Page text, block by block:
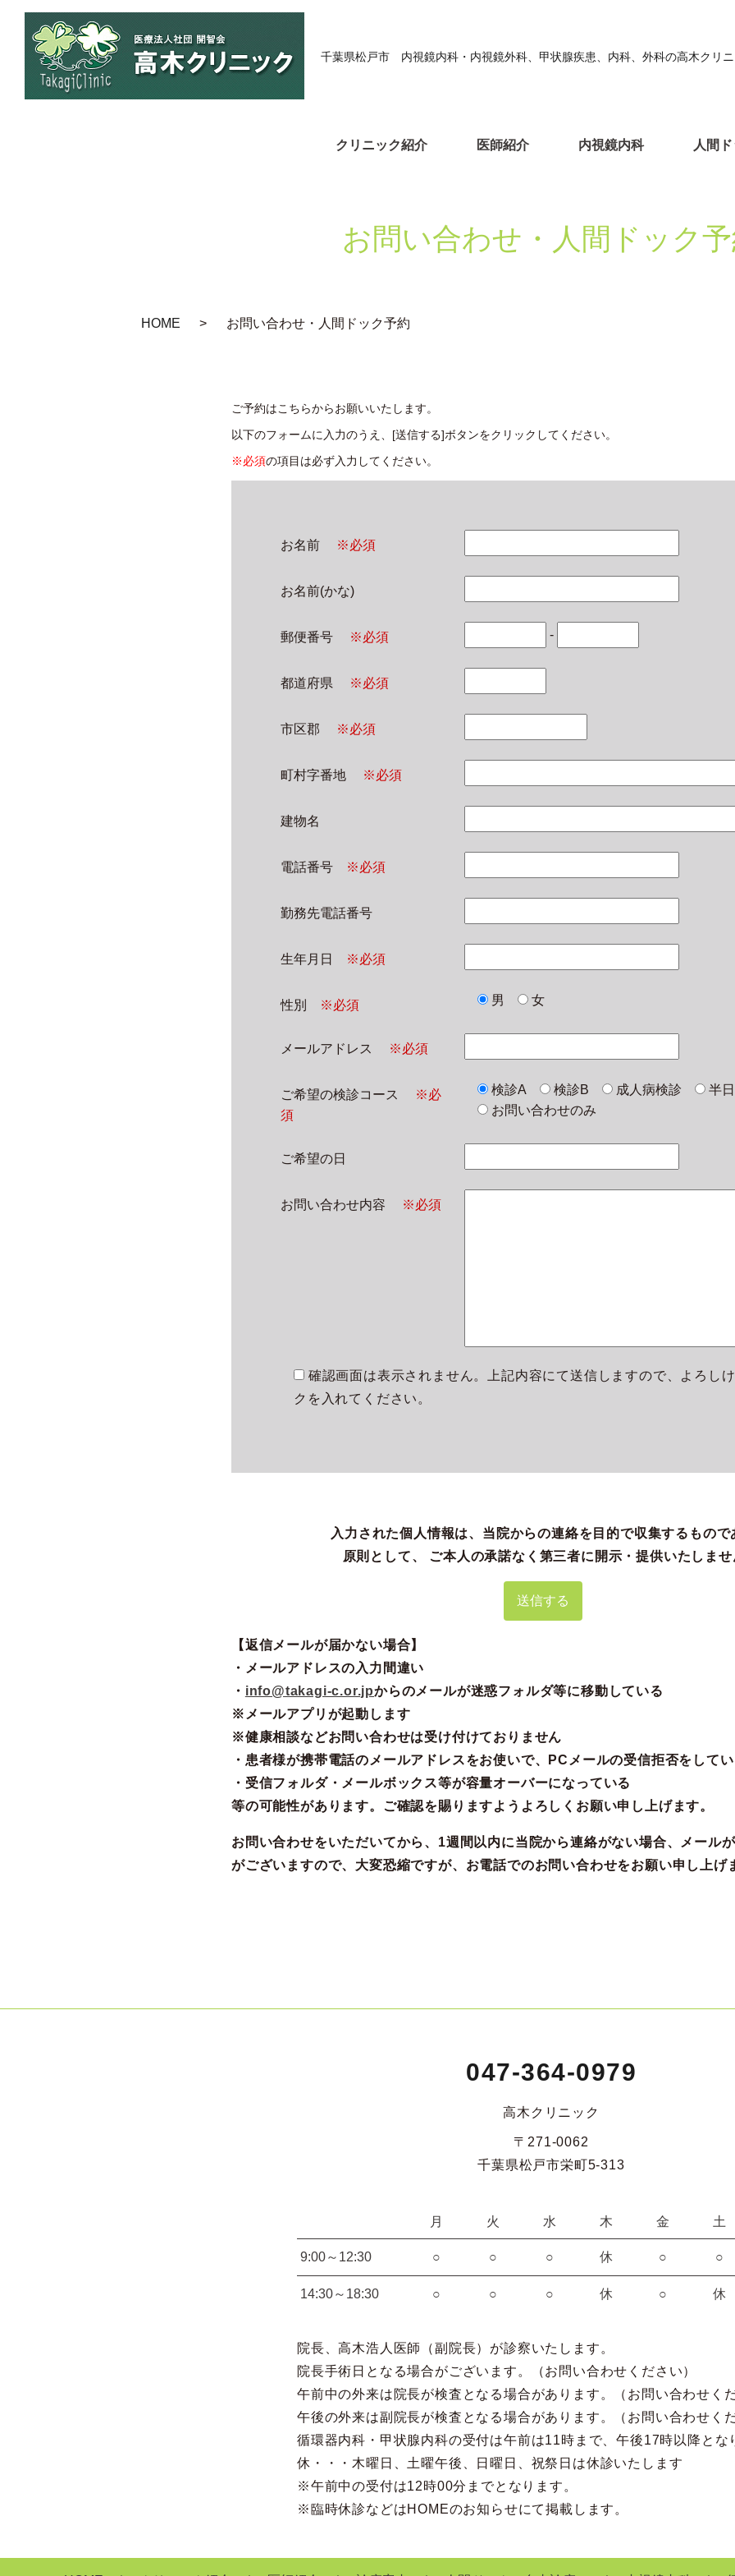
千葉県松戸市 内視鏡内科・内視鏡外科、甲状腺疾患、内科、外科の高木クリ
クリニック紹介 医師紹介 内視鏡内科 人間
お問い合わせ・人間ドック
HOME お問い合わせ・人間ドック予約
ご予約はこちらからお願いいたします。
以下のフォームに入力のうえ、[送信する]ボタンをクリックしてください。
※必須の項目は必ず入力してください。
お名前 ※必須
お名前(かな)
郵便番号 ※必須 -
都道府県 ※必須
市区郡 ※必須
町村字番地 ※必須
建物名
電話番号 ※必須
勤務先電話番号
生年月日 ※必須
性別 ※必須 男 女
メールアドレス ※必須
ご希望の検診コース
※必
須
検診A 検診B 成人病検診
半
お問い合わせのみ
ご希望の日
お問い合わせ内容 ※必須
確認画面は表示されません。上記内容にて送信しますので、よろし
クを入れてください。
入力された個人情報は、当院からの連絡を目的で収集するもので
原則として、 ご本人の承諾なく第三者に開示・提供いたしま
【返信メールが届かない場合】
・メールアドレスの入力間違い
・ info@takagi-c.or.jpからのメールが迷惑フォルダ等に移動している
※メールアプリが起動します
※健康相談などお問い合わせは受け付けておりません
・患者様が携帯電話のメールアドレスをお使いで、PCメールの受信拒否をして
・受信フォルダ・メールボックス等が容量オーバーになっている
等の可能性があります。ご確認を賜りますようよろしくお願い申し上げます。
お問い合わせをいただいてから、1週間以内に当院から連絡がない場合、メール
がございますので、大変恐縮ですが、お電話でのお問い合わせをお願い申し上げ
047-364-0979
高木クリニック
〒271-0062
千葉県松戸市栄町5-313
月 火 水 木 金 土
9:00～12:30 ○ ○ ○ 休 ○ ○
14:30～18:30 ○ ○ ○ 休 ○ 休
院長、高木浩人医師（副院長）が診察いたします。
院長手術日となる場合がございます。（お問い合わせください）
午前中の外来は院長が検査となる場合があります。（お問い合わせく
午後の外来は副院長が検査となる場合があります。（お問い合わせく
循環器内科・甲状腺内科の受付は午前は11時まで、午後17時以降とな
休・・・木曜日、土曜午後、日曜日、祝祭日は休診いたします
※午前中の受付は12時00分までとなります。
※臨時休診などはHOMEのお知らせにて掲載します。